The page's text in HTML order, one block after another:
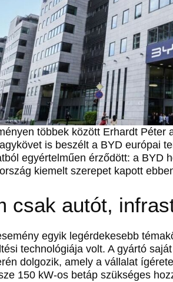
többek között Erhardt Péter
is beszélt a BYD európai
egyértelműen érződött: a BYD
kiemelt szerepet kapott
csak autót,
egyik legérdekesebb
technológiája volt. A gyártó
dolgozik, amely a vállalat
150 kW-os betáp szükséges